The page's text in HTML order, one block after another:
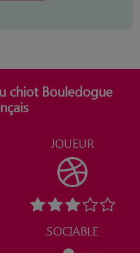
chiot Bouledogue
JOUEUR
SOCIABLE